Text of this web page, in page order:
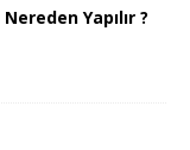
Yapılır ?